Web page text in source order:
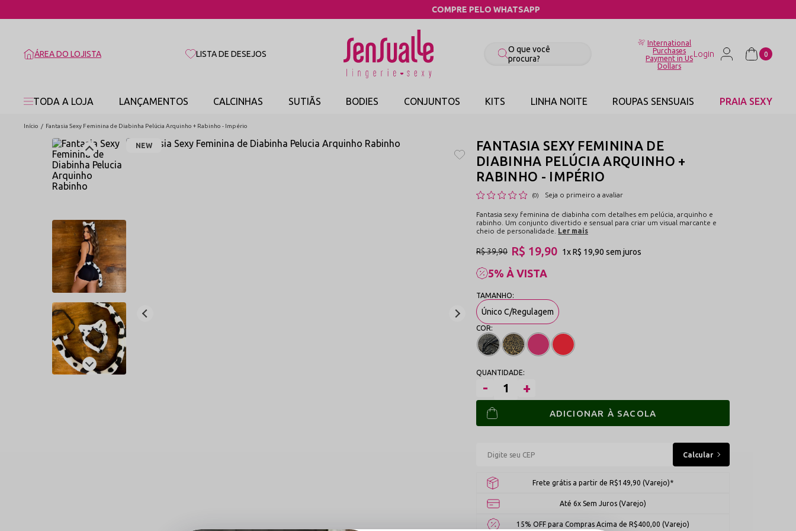
COMPRE PELO WHATSAPP
ÁREA DO LOJISTA LISTA DE DESEJOS
International
Purchases
Payment in US
Dollars
0
TODA A LOJA LANÇAMENTOS CALCINHAS SUTIÃS BODIES CONJUNTOS KITS LINHA NOITE ROUPAS SENSUAIS PRAIA SEXY
Início Fantasia Sexy Feminina de Diabinha Pelúcia Arquinho + Rabinho - Império
NEW
FANTASIA SEXY FEMININA DE
DIABINHA PELÚCIA ARQUINHO +
RABINHO - IMPÉRIO
(0) Seja o primeiro a avaliar
Fantasia sexy feminina de diabinha com detalhes em pelúcia, arquinho e
rabinho. Um conjunto divertido e sensual para criar um visual marcante e
cheio de personalidade.
Ler mais
5% À VISTA
R$ 39,90 R$ 19,90 1xR$ 19,90 sem juros
Único C/Regulagem
ADICIONAR À SACOLA
Frete grátis a partir de R$149,90 (Varejo)*
Até 6x Sem Juros (Varejo)
15% OFF para Compras Acima de R$400,00 (Varejo)